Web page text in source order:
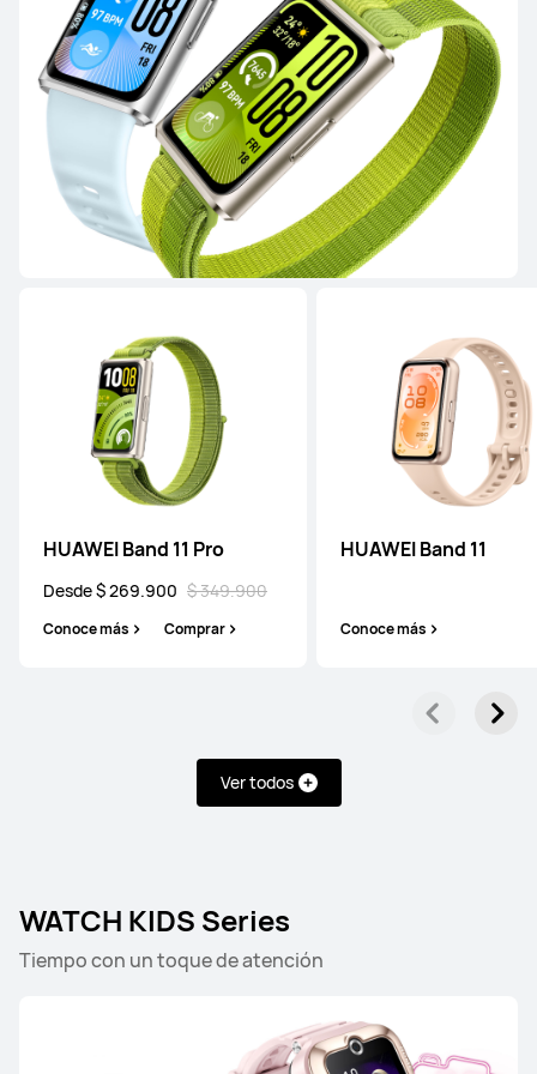
HUAWEI Band 11 Pro
Desde $ 269.900 $ 349.900
Conoce más Comprar
HUAWEI Band 11
Conoce más
Ver todos
WATCH KIDS Series
Tiempo con un toque de atención
HUAWEI WATCH GT 6
Desde $ 799.900
$ 1.499.900
Conoce más Comprar
HUAWEI WATCH GT 5 Pro
Desde $ 1.799.900
Comprar
HUAWEI WATCH GT 5